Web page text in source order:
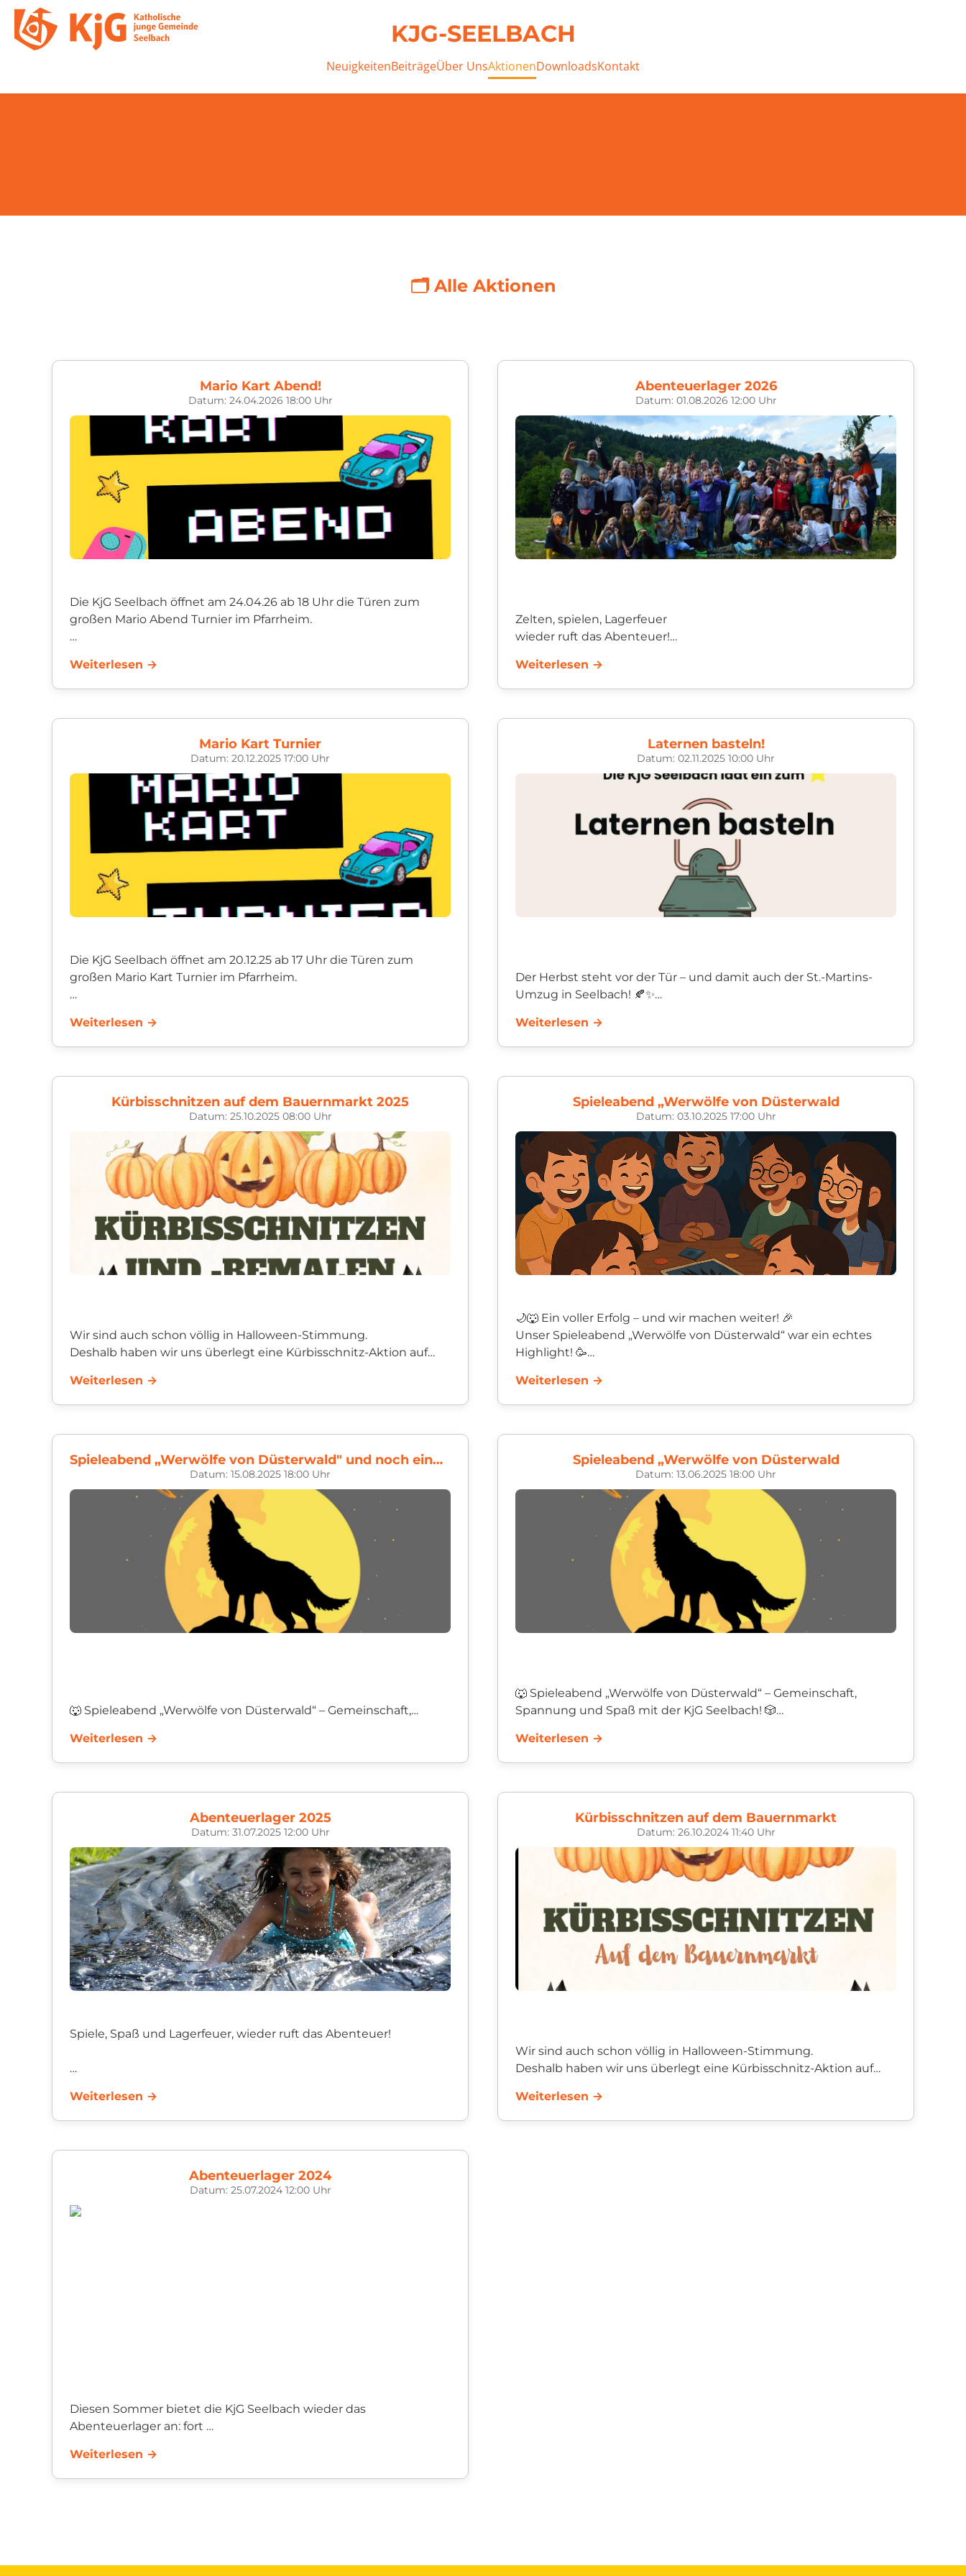
KJG-SEELBACH
NeuigkeitenBeiträgeÜber UnsAktionenDownloadsKontakt
🗂️ Alle Aktionen
Mario Kart Abend!
Datum: 24.04.2026 18:00 Uhr
Die KjG Seelbach öffnet am 24.04.26 ab 18 Uhr die Türen zum
großen Mario Abend Turnier im Pfarrheim.
haben, ...
Weiterlesen →
Abenteuerlager 2026
Datum: 01.08.2026 12:00 Uhr
Zelten, spielen, Lagerfeuer
wieder ruft das Abenteuer!
Auch in diesem Sommer lädt die KjG Seelbach wieder zum
Abenteuerlager ein:
Weiterlesen →
Mario Kart Turnier
Datum: 20.12.2025 17:00 Uhr
Die KjG Seelbach öffnet am 20.12.25 ab 17 Uhr die Türen zum
großen Mario Kart Turnier im Pfarrheim.
haben, ...
Weiterlesen →
Laternen basteln!
Datum: 02.11.2025 10:00 Uhr
Der Herbst steht vor der Tür – und damit auch der St.-Martins-
Umzug in Seelbach! 🍂✨
leuchten, laden wir alle Kinder zwisch...
Weiterlesen →
Kürbisschnitzen auf dem Bauernmarkt 2025
Datum: 25.10.2025 08:00 Uhr
Wir sind auch schon völlig in Halloween-Stimmung.
Deshalb haben wir uns überlegt eine Kürbisschnitz-Aktion auf
starten!...
Weiterlesen →
Spieleabend „Werwölfe von Düsterwald
Datum: 03.10.2025 17:00 Uhr
🌙🐺 Ein voller Erfolg – und wir machen weiter! 🎉
Unser Spieleabend „Werwölfe von Düsterwald“ war ein echtes
Highlight! 🥳
Weiterlesen →
Spieleabend „Werwölfe von Düsterwald" und noch einmal!!
Datum: 15.08.2025 18:00 Uhr
🐺 Spieleabend „Werwölfe von Düsterwald“ – Gemeinschaft,
Am 15. August lädt die KjG Seelbach alle Kinder,...
Weiterlesen →
Spieleabend „Werwölfe von Düsterwald
Datum: 13.06.2025 18:00 Uhr
🐺 Spieleabend „Werwölfe von Düsterwald“ – Gemeinschaft,
Spannung und Spaß mit der KjG Seelbach! 🎲
Weiterlesen →
Abenteuerlager 2025
Datum: 31.07.2025 12:00 Uhr
Spiele, Spaß und Lagerfeuer, wieder ruft das Abenteuer!
Seelbach statt.
Ab sofort können Kinder angemeldet werden....
Weiterlesen →
Kürbisschnitzen auf dem Bauernmarkt
Datum: 26.10.2024 11:40 Uhr
Wir sind auch schon völlig in Halloween-Stimmung.
Deshalb haben wir uns überlegt eine Kürbisschnitz-Aktion auf
Weiterlesen →
Abenteuerlager 2024
Datum: 25.07.2024 12:00 Uhr
Diesen Sommer bietet die KjG Seelbach wieder das
Abenteuerlager an: fort
neue
Erfahrungen machen, im Zelt &uu...
Weiterlesen →